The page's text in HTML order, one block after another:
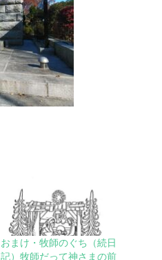
おまけ・牧師のぐち（続日
記）牧師だって神さまの前